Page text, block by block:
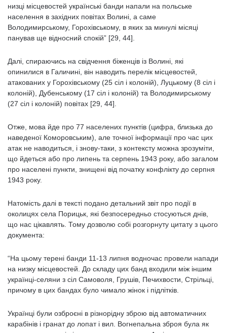
низці місцевостей українські банди напали на польське
населення в західних повітах Волині, а саме
Володимирському, Горохівському, в яких за минулі місяці
панував ще відносний спокій” [29, 44].
Далі, спираючись на свідчення біженців із Волині, які
опинилися в Галичині, він наводить перелік місцевостей,
атакованих у Горохівському (25 сіл і колоній), Луцькому (8 сіл і
колоній), Дубенському (17 сіл і колоній) та Володимирському
(27 сіл і колоній) повітах [29, 44].
Отже, мова йде про 77 населених пунктів (цифра, близька до
наведеної Коморовським), але точної інформації про час цих
атак не наводиться, і знову-таки, з контексту можна зрозуміти,
що йдеться або про липень та серпень 1943 року, або загалом
про населені пункти, знищені від початку конфлікту до серпня
1943 року.
Натомість далі в тексті подано детальний звіт про події в
околицях села Порицьк, які безпосередньо стосуються днів,
що нас цікавлять. Тому дозволю собі розгорнуту цитату з цього
документа:
“На цьому терені банди 11-13 липня водночас провели напади
на низку місцевостей. До складу цих банд входили між іншим
українці-селяни з сіл Самоволя, Грушів, Печихвости, Стрільці,
причому в цих бандах було чимало жінок і підлітків.
Українці були озброєні в різнорідну зброю від автоматичних
карабінів і гранат до лопат і вил. Вогнепальна зброя була як